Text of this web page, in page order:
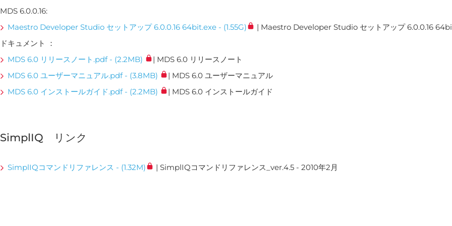
MDS 6.0.0.16:
Maestro Developer Studio セットアップ 6.0.0.16 64bit.exe - (1.55G)
| Maestro Developer Studio セットアップ 6.0.0.16
ドキュメント ：
MDS 6.0 リリースノート.pdf - (2.2MB)
| MDS 6.0 リリースノート
MDS 6.0 ユーザーマニュアル.pdf - (3.8MB)
| MDS 6.0 ユーザーマニュアル
MDS 6.0 インストールガイド.pdf - (2.2MB)
| MDS 6.0 インストールガイド
SimplIQ リンク
SimplIQコマンドリファレンス - (1.32M) | SimplIQコマンドリファレンス_ver.4.5 - 2010年2月